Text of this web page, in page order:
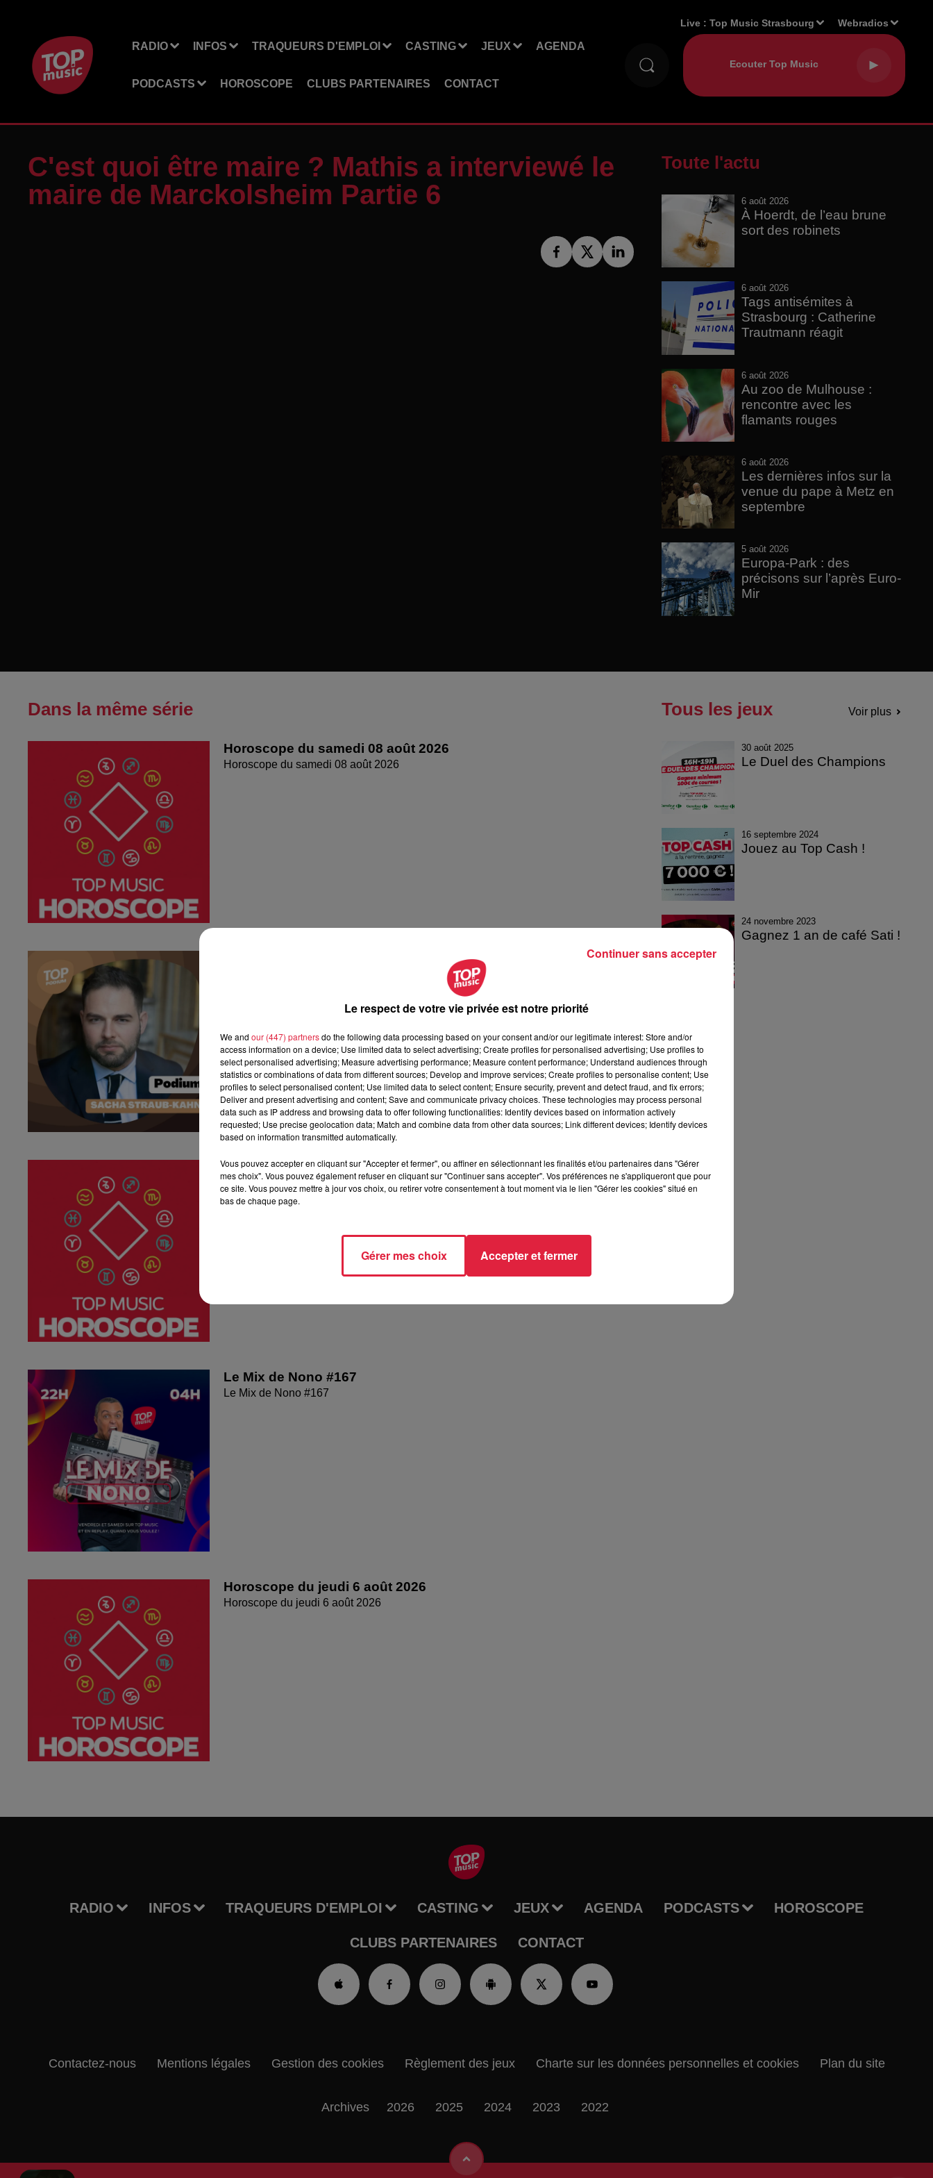
RADIO INFOS TRAQUEURS D'EMPLOI CASTING JEUX AGENDA
PODCASTS HOROSCOPE CLUBS PARTENAIRES CONTACT
Live :Top Music Strasbourg Webradios
C'est quoi être maire ? Mathis a interviewé le
maire de Marckolsheim Partie 6
Toute l'actu
6 août 2026
À Hoerdt, de l’eau brune
sort des robinets
6 août 2026
Tags antisémites à
Strasbourg : Catherine
Trautmann réagit
6 août 2026
Au zoo de Mulhouse :
rencontre avec les
flamants rouges
6 août 2026
Les dernières infos sur la
venue du pape à Metz en
septembre
5 août 2026
Europa-Park : des
précisons sur l’après Euro-
Mir
Dans la même série
Horoscope du samedi 08 août 2026
Horoscope du samedi 08 août 2026
Podium #83 - Le parcours de Sacha Straub-Kahn
Podium #83 - Le parcours de Sacha Straub-Kahn
Horoscope du vendredi 07 août 2026
Horoscope du vendredi 07 août 2026
Le Mix de Nono #167
Le Mix de Nono #167
Horoscope du jeudi 6 août 2026
Horoscope du jeudi 6 août 2026
Tous les jeux Voir plus
30 août 2025
Le Duel des Champions
16 septembre 2024
Jouez au Top Cash !
24 novembre 2023
Gagnez 1 an de café Sati !
RADIO INFOS TRAQUEURS D'EMPLOI CASTING JEUX AGENDA PODCASTS HOROSCOPE
CLUBS PARTENAIRES CONTACT
Contactez-nous Mentions légales Gestion des cookies Règlement des jeux Charte sur les données personnelles et cookies Plan du site
Archives 2026 2025 2024 2023 2022
Le respect de votre vie privée est notre priorité
We and our (447) partnersdo the following data processing based on your consent and/or our legitimate interest: Store and/or
access information on a device; Use limited data to select advertising; Create profiles for personalised advertising; Use profiles to
select personalised advertising; Measure advertising performance; Measure content performance; Understand audiences through
statistics or combinations of data from different sources; Develop and improve services; Create profiles to personalise content; Use
profiles to select personalised content; Use limited data to select content; Ensure security, prevent and detect fraud, and fix errors;
Deliver and present advertising and content; Save and communicate privacy choices. These technologies may process personal
data such as IP address and browsing data to offer following functionalities: Identify devices based on information actively
requested; Use precise geolocation data; Match and combine data from other data sources; Link different devices; Identify devices
based on information transmitted automatically.
Vous pouvez accepter en cliquant sur "Accepter et fermer", ou affiner en sélectionnant les finalités et/ou partenaires dans "Gérer
mes choix". Vous pouvez également refuser en cliquant sur "Continuer sans accepter". Vos préférences ne s'appliqueront que pour
ce site. Vous pouvez mettre à jour vos choix, ou retirer votre consentement à tout moment via le lien "Gérer les cookies" situé en
bas de chaque page.
Gérer mes choix Accepter et fermer
Continuer sans accepter